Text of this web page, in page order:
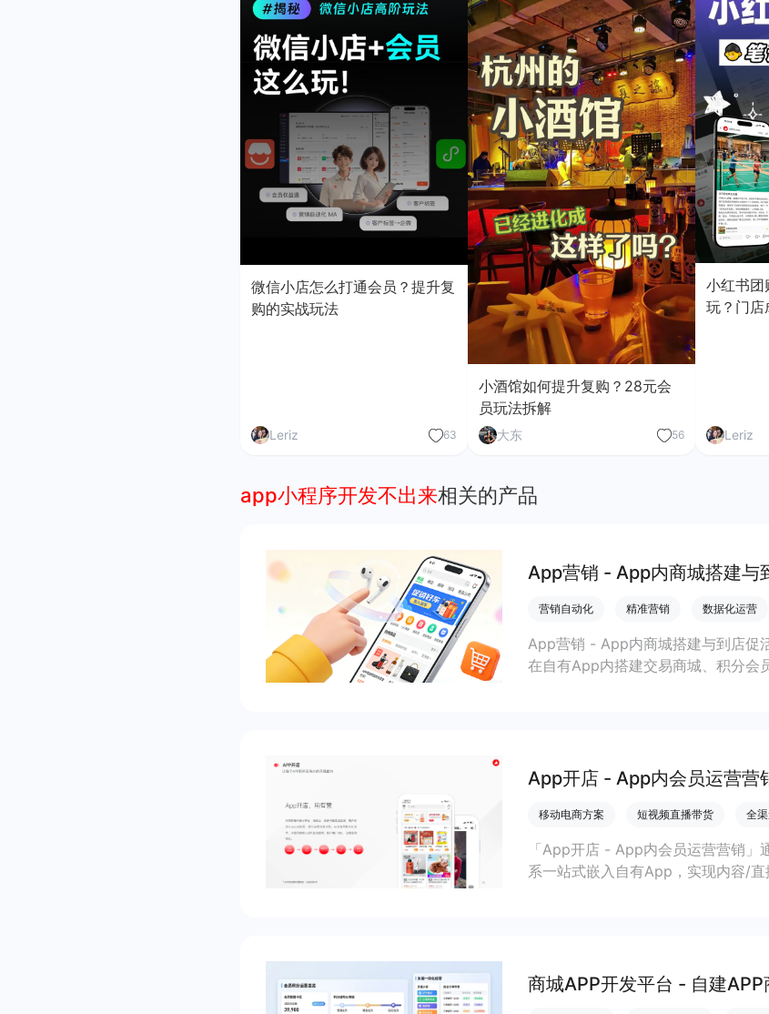
微信小店怎么打通会员？提升复
购的实战玩法
Leriz 63
小酒馆如何提升复购？28元会
员玩法拆解
大东 56
小红书
玩？门店
Leriz
app小程序开发不出来相关的产品
App营销 - App内商城搭建与
营销自动化 精准营销 数据化运营
App营销 - App内商城搭建与到店促
在自有App内搭建交易商城、积分会
App开店 - App内会员运营营
移动电商方案 短视频直播带货 全
「App开店 - App内会员运营营销」
系一站式嵌入自有App，实现内容/
商城APP开发平台 - 自建APP